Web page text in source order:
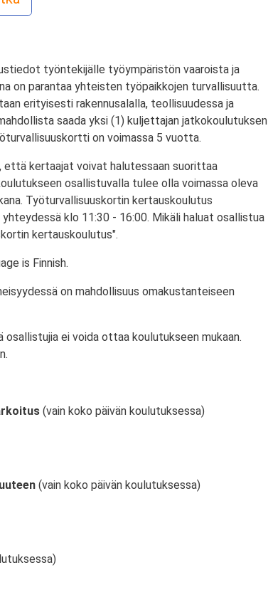
työntekijälle työympäristön vaaroista ja
on parantaa yhteisten työpaikkojen turvallisuutta.
erityisesti rakennusalalla, teollisuudessa ja
saada yksi (1) kuljettajan jatkokoulutuksen
on voimassa 5 vuotta.
kertaajat voivat halutessaan suorittaa
osallistuvalla tulee olla voimassa oleva
Työturvallisuuskortin kertauskoulutus
klo 11:30 - 16:00. Mikäli haluat osallistua
kertauskoulutus".
is Finnish.
on mahdollisuus omakustanteiseen
ei voida ottaa koulutukseen mukaan.
(vain koko päivän koulutuksessa)
(vain koko päivän koulutuksessa)